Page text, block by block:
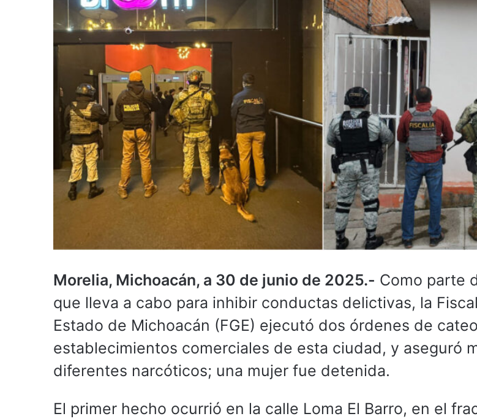
Morelia, Michoacán, a 30 de junio de 2025.- Como parte
que lleva a cabo para inhibir conductas delictivas, la
Estado de Michoacán (FGE) ejecutó dos órdenes de
establecimientos comerciales de esta ciudad, y aseguró
diferentes narcóticos; una mujer fue detenida.
El primer hecho ocurrió en la calle Loma El Barro, en el